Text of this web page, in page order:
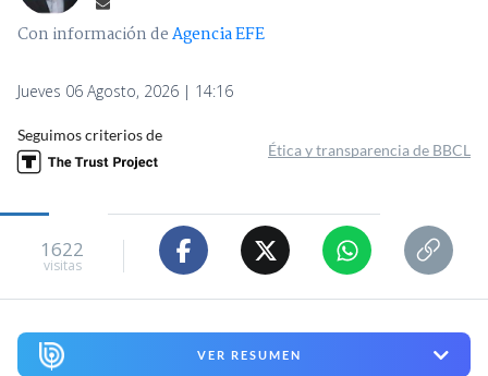
Con información deAgencia EFE
Jueves 06 Agosto, 2026 | 14:16
Seguimos criterios de
Ética y transparencia de BBCL
1622
visitas
VER RESUMEN